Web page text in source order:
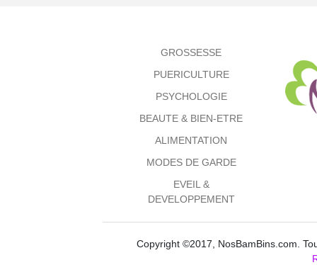
GROSSESSE
PUERICULTURE
PSYCHOLOGIE
BEAUTE & BIEN-ETRE
ALIMENTATION
MODES DE GARDE
EVEIL &
DEVELOPPEMENT
Copyright ©2017, NosBamBins.com.